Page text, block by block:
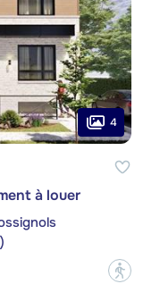
4
à louer
?